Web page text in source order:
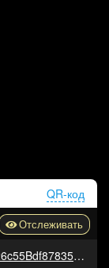
QR-код
0xaE9D2559eAa801d8b726c55Bdf878350baE75cf1